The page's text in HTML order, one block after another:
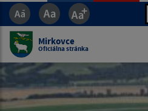
Mirkovce
Oficiálna stránka